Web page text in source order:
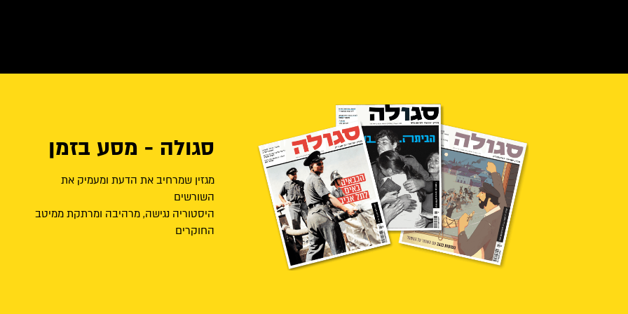
סגולה - מסע בזמן
מגזין שמרחיב את הדעת ומעמיק את
השורשים
היסטוריה נגישה, מרהיבה ומרתקת ממיטב
החוקרים